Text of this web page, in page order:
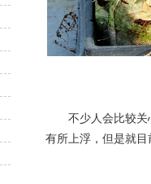
不少人会比较关
有所上浮，但是就目